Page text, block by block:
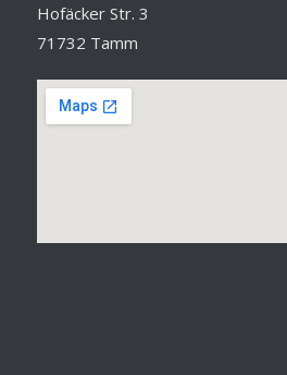
Hofäcker Str. 3
71732 Tamm